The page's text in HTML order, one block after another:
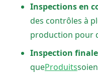
Inspections en
des contrôles à
production pour
Inspection
queProduits